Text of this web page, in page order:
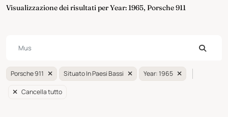
Visualizzazione dei risultati per Year: 1965, Porsche 911
Porsche 911 Situato In Paesi Bassi Year: 1965
Cancella tutto